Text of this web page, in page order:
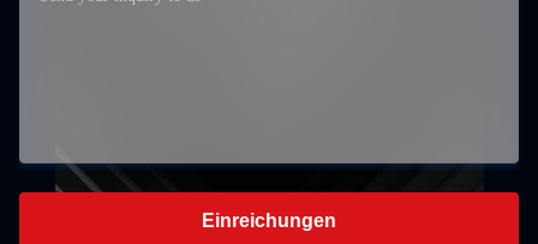
Einreichungen